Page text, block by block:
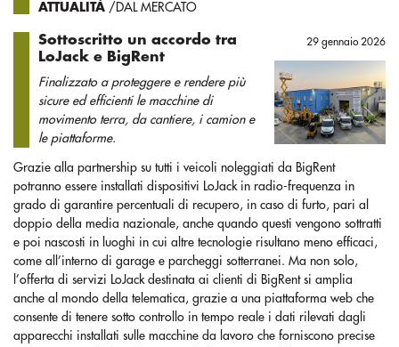
ATTUALITÀ /DAL MERCATO
Sottoscritto un accordo tra
LoJack e BigRent
Finalizzato a proteggere e rendere più
sicure ed efficienti le macchine di
movimento terra, da cantiere, i camion e
le piattaforme.
29 gennaio 2026
Grazie alla partnership su tutti i veicoli noleggiati da BigRent
potranno essere installati dispositivi LoJack in radio-frequenza in
grado di garantire percentuali di recupero, in caso di furto, pari al
doppio della media nazionale, anche quando questi vengono sottratti
e poi nascosti in luoghi in cui altre tecnologie risultano meno efficaci,
come all’interno di garage e parcheggi sotterranei. Ma non solo,
l’offerta di servizi LoJack destinata ai clienti di BigRent si amplia
anche al mondo della telematica, grazie a una piattaforma web che
consente di tenere sotto controllo in tempo reale i dati rilevati dagli
apparecchi installati sulle macchine da lavoro che forniscono precise